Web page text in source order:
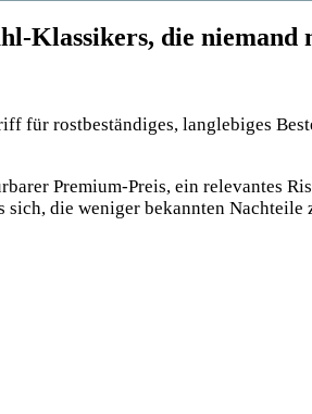
Klassikers, die niemand
rostbeständiges, langlebiges
Premium-Preis, ein relevantes
die weniger bekannten Nachteile